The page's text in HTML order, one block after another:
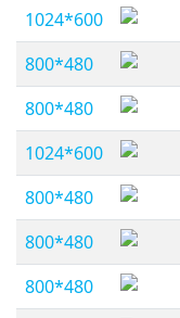
1024*600
800*480
800*480
1024*600
800*480
800*480
800*480